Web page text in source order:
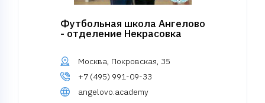
Футбольная школа Ангелово
- отделение Некрасовка
Москва, Покровская, 35
+7 (495) 991-09-33
angelovo.academy